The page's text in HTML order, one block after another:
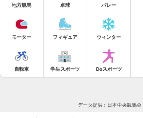
地方競馬 卓球 バレー
モーター フィギュア ウィンター
自転車 学生スポーツ Doスポーツ
データ提供：日本中央競馬会